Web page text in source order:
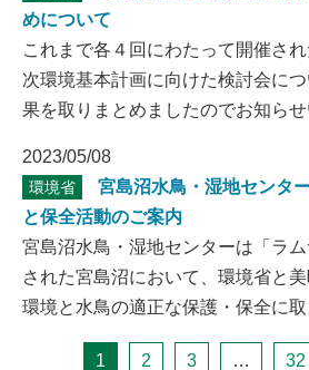
めについて
これまで各４回にわたって開催さ
次環境基本計画に向けた検討会に
果を取りまとめましたのでお知らせ
2023/05/08
環境省
宮島沼水鳥・湿地センタ
と保全活動のご案内
宮島沼水鳥・湿地センターは「ラ
された宮島沼において、環境省と
環境と水鳥の適正な保護・保全に取
1 2 3 … 32